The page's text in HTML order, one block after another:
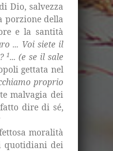
Dio, salvezza
porzione della
e la santità
... Voi siete il
1... (e se il sale
gettata nel
proprio
malvagia dei
dire di sé,
moralità
quotidiani dei